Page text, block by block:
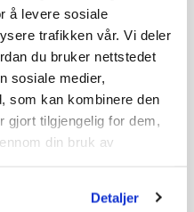
å levere sosiale
trafikken vår. Vi deler
du bruker nettstedet
sosiale medier,
som kan kombinere den
gjort tilgjengelig for dem,
din bruk av
Detaljer